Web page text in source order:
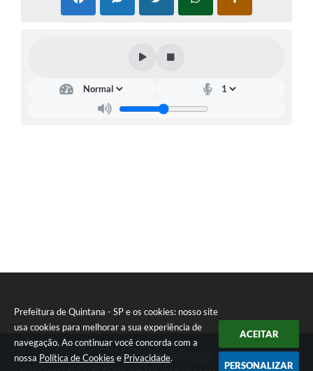
Prefeitura de Quintana - SP e os cookies: nosso site
usa cookies para melhorar a sua experiência de
navegação. Ao continuar você concorda com a
nossa Política de Cookies e Privacidade.
ACEITAR
PERSONALIZAR
Galeria de Fotos
Telefones Úteis
Telefone: (14) 3197-5520